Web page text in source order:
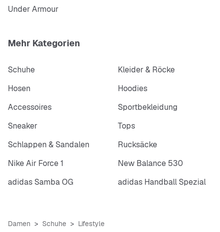
Under Armour
Mehr Kategorien
Schuhe
Kleider & Röcke
Hosen
Hoodies
Accessoires
Sportbekleidung
Sneaker
Tops
Schlappen & Sandalen
Rucksäcke
Nike Air Force 1
New Balance 530
adidas Samba OG
adidas Handball Spezial
Damen Schuhe Lifestyle